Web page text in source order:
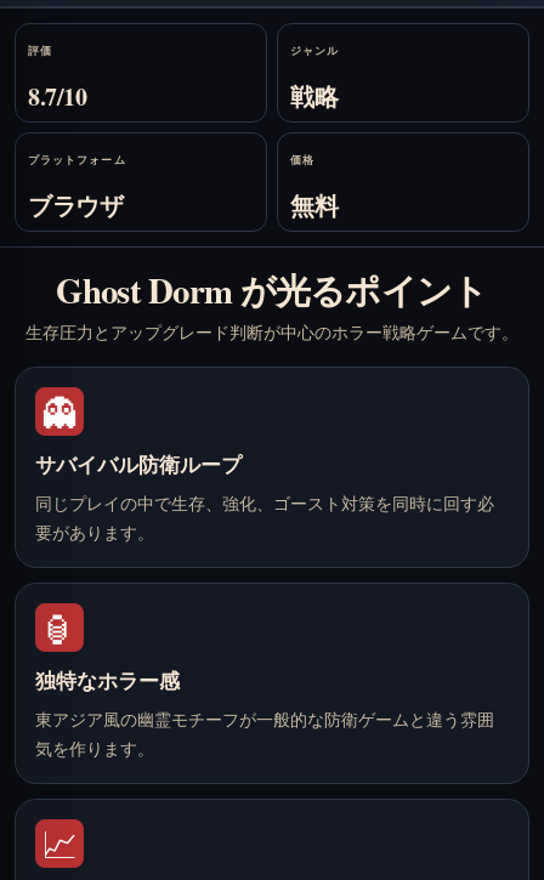
Stats
評価
8.7/10
ジャンル
戦略
プラットフォーム
ブラウザ
価格
無料
Ghost Dorm が光るポイント
生存圧力とアップグレード判断が中心のホラー戦略ゲームです。
👻
サバイバル防衛ループ
同じプレイの中で生存、強化、ゴースト対策を同時に回す必
要があります。
🏮
独特なホラー感
東アジア風の幽霊モチーフが一般的な防衛ゲームと違う雰囲
気を作ります。
📈